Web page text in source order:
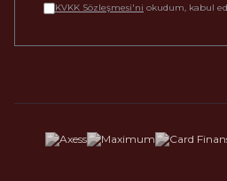
KVKK Sözleşmesi'ni okudum, kabul